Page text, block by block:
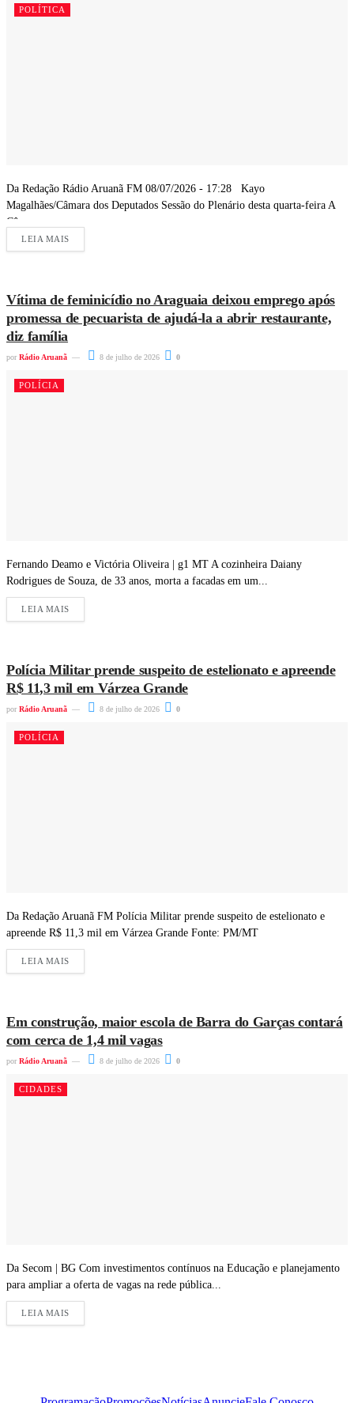
POLÍTICA
Da Redação Rádio Aruanã FM 08/07/2026 - 17:28 Kayo
Magalhães/Câmara dos Deputados Sessão do Plenário desta quarta-feira A
Câmara...
LEIA MAIS
Vítima de feminicídio no Araguaia deixou emprego após
promessa de pecuarista de ajudá-la a abrir restaurante,
diz família
por Rádio Aruanã 8 de julho de 2026 0
POLÍCIA
Fernando Deamo e Victória Oliveira | g1 MT A cozinheira Daiany
Rodrigues de Souza, de 33 anos, morta a facadas em um...
LEIA MAIS
Polícia Militar prende suspeito de estelionato e apreende
R$ 11,3 mil em Várzea Grande
por Rádio Aruanã 8 de julho de 2026 0
POLÍCIA
Da Redação Aruanã FM Polícia Militar prende suspeito de estelionato e
apreende R$ 11,3 mil em Várzea Grande Fonte: PM/MT
LEIA MAIS
Em construção, maior escola de Barra do Garças contará
com cerca de 1,4 mil vagas
por Rádio Aruanã 8 de julho de 2026 0
CIDADES
Da Secom | BG Com investimentos contínuos na Educação e planejamento
para ampliar a oferta de vagas na rede pública...
LEIA MAIS